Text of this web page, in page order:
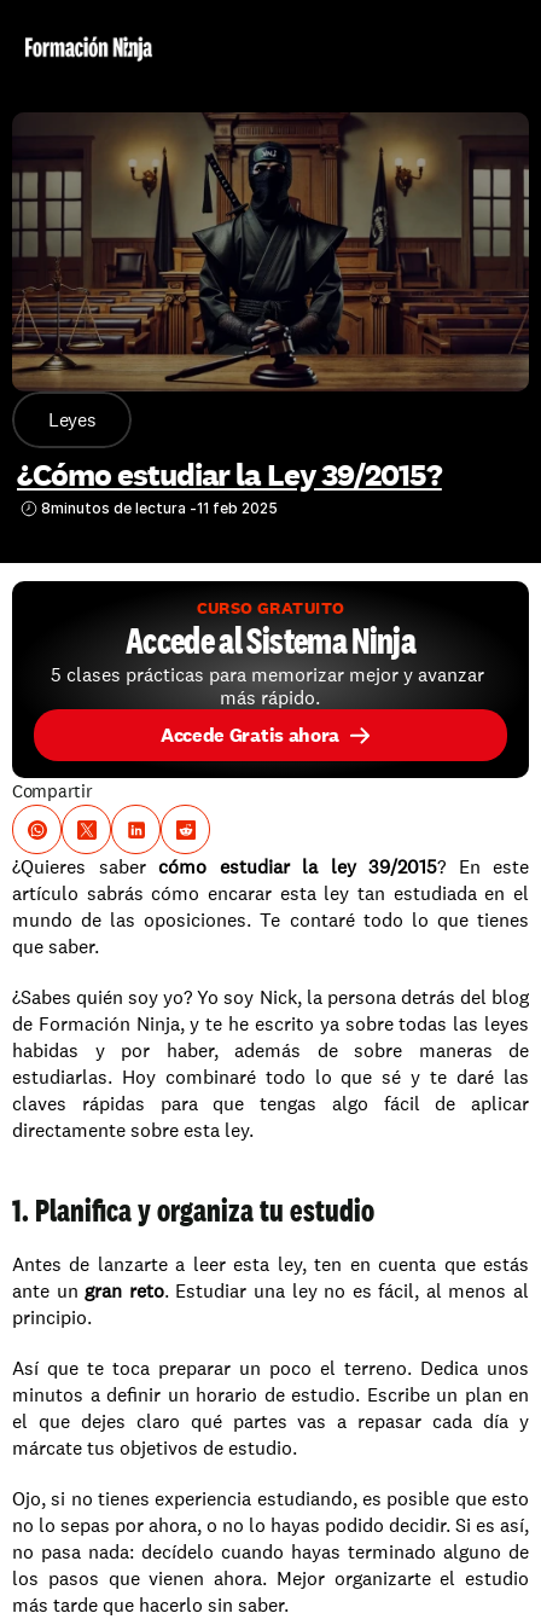
Leyes
¿Cómo estudiar la Ley 39/2015?
8minutos de lectura -11 feb 2025
CURSO GRATUITO
Accede al Sistema Ninja
5 clases prácticas para memorizar mejor y avanzar
más rápido.
Accede Gratis ahora
Compartir
¿Quieres saber cómo estudiar la ley 39/2015? En este
artículo sabrás cómo encarar esta ley tan estudiada en el
mundo de las oposiciones. Te contaré todo lo que tienes
que saber.
¿Sabes quién soy yo? Yo soy Nick, la persona detrás del blog
de Formación Ninja, y te he escrito ya sobre todas las leyes
habidas y por haber, además de sobre maneras de
estudiarlas. Hoy combinaré todo lo que sé y te daré las
claves rápidas para que tengas algo fácil de aplicar
directamente sobre esta ley.
1. Planifica y organiza tu estudio
Antes de lanzarte a leer esta ley, ten en cuenta que estás
ante un gran reto. Estudiar una ley no es fácil, al menos al
principio.
Así que te toca preparar un poco el terreno. Dedica unos
minutos a definir un horario de estudio. Escribe un plan en
el que dejes claro qué partes vas a repasar cada día y
márcate tus objetivos de estudio.
Ojo, si no tienes experiencia estudiando, es posible que esto
no lo sepas por ahora, o no lo hayas podido decidir. Si es así,
no pasa nada: decídelo cuando hayas terminado alguno de
los pasos que vienen ahora. Mejor organizarte el estudio
más tarde que hacerlo sin saber.